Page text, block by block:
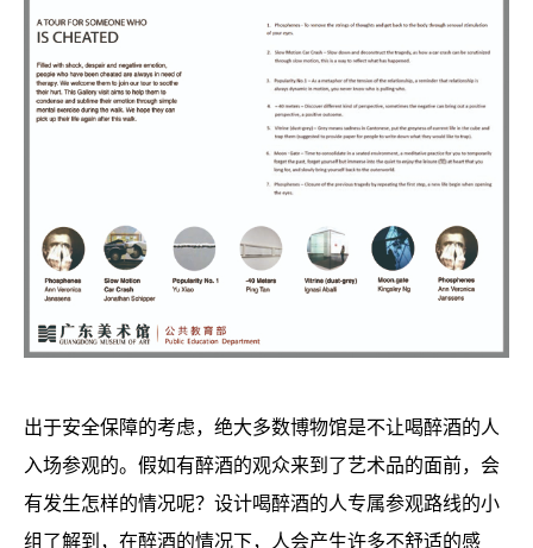
出于安全保障的考虑，绝大多数博物馆是不让喝醉酒的人
入场参观的。假如有醉酒的观众来到了艺术品的面前，会
有发生怎样的情况呢？设计喝醉酒的人专属参观路线的小
组了解到，在醉酒的情况下，人会产生许多不舒适的感